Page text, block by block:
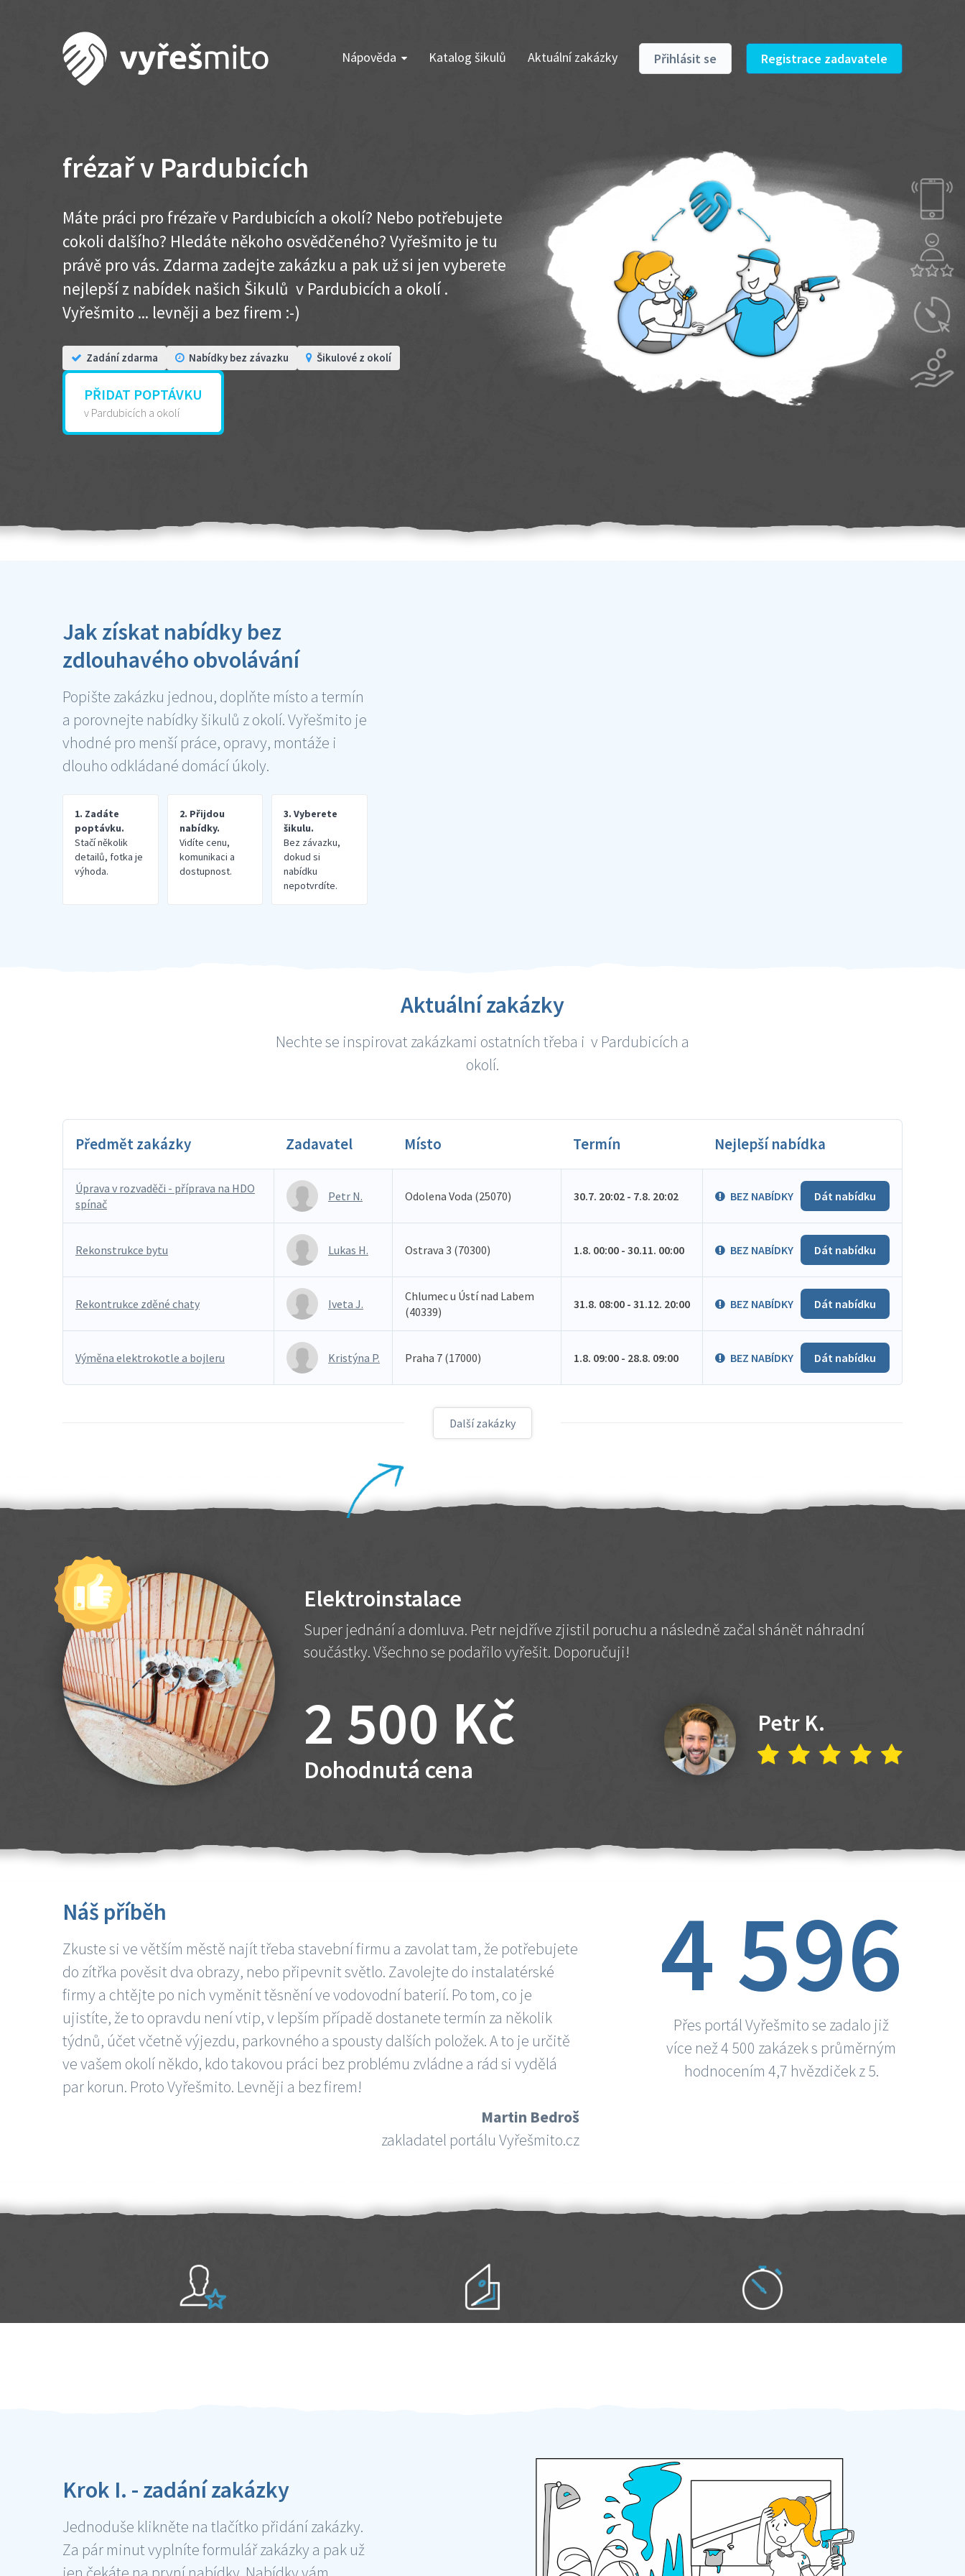
Nápověda Katalog šikulů Aktuální zakázky Přihlásit se Registrace zadavatele
frézař v Pardubicích
Máte práci pro frézaře v Pardubicích a okolí? Nebo potřebujete
cokoli dalšího? Hledáte někoho osvědčeného? Vyřešmito je tu
právě pro vás. Zdarma zadejte zakázku a pak už si jen vyberete
nejlepší z nabídek našich Šikulů v Pardubicích a okolí .
Vyřešmito ... levněji a bez firem :-)
Zadání zdarma Nabídky bez závazku Šikulové z okolí
PŘIDAT POPTÁVKU
v Pardubicích a okolí
Jak získat nabídky bez
zdlouhavého obvolávání
Popište zakázku jednou, doplňte místo a termín
a porovnejte nabídky šikulů z okolí. Vyřešmito je
vhodné pro menší práce, opravy, montáže i
dlouho odkládané domácí úkoly.
1. Zadáte
poptávku.
Stačí několik
detailů, fotka je
výhoda.
2. Přijdou
nabídky.
Vidíte cenu,
komunikaci a
dostupnost.
3. Vyberete
šikulu.
Bez závazku,
dokud si
nabídku
nepotvrdíte.
Aktuální zakázky
Nechte se inspirovat zakázkami ostatních třeba i v Pardubicích a
okolí.
Předmět zakázky Zadavatel Místo Termín Nejlepší nabídka
Úprava v rozvaděči - příprava na HDO
spínač
Petr N. Odolena Voda (25070) 30.7. 20:02 - 7.8. 20:02 BEZ NABÍDKY Dát nabídku
Rekonstrukce bytu Lukas H. Ostrava 3 (70300) 1.8. 00:00 - 30.11. 00:00 BEZ NABÍDKY Dát nabídku
Rekontrukce zděné chaty Iveta J.
Chlumec u Ústí nad Labem
(40339)
31.8. 08:00 - 31.12. 20:00 BEZ NABÍDKY Dát nabídku
Výměna elektrokotle a bojleru Kristýna P. Praha 7 (17000) 1.8. 09:00 - 28.8. 09:00 BEZ NABÍDKY Dát nabídku
Další zakázky
Elektroinstalace
Super jednání a domluva. Petr nejdříve zjistil poruchu a následně začal shánět náhradní
součástky. Všechno se podařilo vyřešit. Doporučuji!
2 500 Kč
Dohodnutá cena
Petr K.
Náš příběh
Zkuste si ve větším městě najít třeba stavební firmu a zavolat tam, že potřebujete
do zítřka pověsit dva obrazy, nebo připevnit světlo. Zavolejte do instalatérské
firmy a chtějte po nich vyměnit těsnění ve vodovodní baterií. Po tom, co je
ujistíte, že to opravdu není vtip, v lepším případě dostanete termín za několik
týdnů, účet včetně výjezdu, parkovného a spousty dalších položek. A to je určitě
ve vašem okolí někdo, kdo takovou práci bez problému zvládne a rád si vydělá
par korun. Proto Vyřešmito. Levněji a bez firem!
Martin Bedroš
zakladatel portálu Vyřešmito.cz
4 596
Přes portál Vyřešmito se zadalo již
více než 4 500 zakázek s průměrným
hodnocením 4,7 hvězdiček z 5.
Krok I. - zadání zakázky
Jednoduše klikněte na tlačítko přidání zakázky.
Za pár minut vyplníte formulář zakázky a pak už